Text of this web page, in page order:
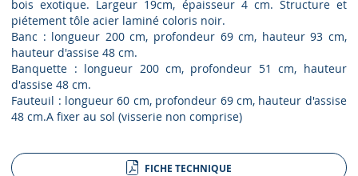
bois exotique. Largeur 19cm, épaisseur 4 cm. Structure et
piétement tôle acier laminé coloris noir.
Banc : longueur 200 cm, profondeur 69 cm, hauteur 93 cm,
hauteur d'assise 48 cm.
Banquette : longueur 200 cm, profondeur 51 cm, hauteur
d'assise 48 cm.
Fauteuil : longueur 60 cm, profondeur 69 cm, hauteur d'assise
48 cm.A fixer au sol (visserie non comprise)
FICHE TECHNIQUE